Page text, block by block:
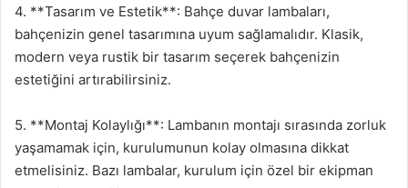
4. **Tasarım ve Estetik**: Bahçe duvar lambaları,
bahçenizin genel tasarımına uyum sağlamalıdır. Klasik,
modern veya rustik bir tasarım seçerek bahçenizin
estetiğini artırabilirsiniz.
5. **Montaj Kolaylığı**: Lambanın montajı sırasında zorluk
yaşamamak için, kurulumunun kolay olmasına dikkat
etmelisiniz. Bazı lambalar, kurulum için özel bir ekipman